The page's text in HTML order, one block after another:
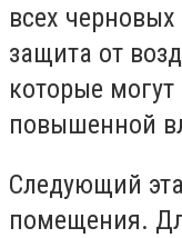
всех
защита от
которые могут
повышенной
Следующий
помещения.